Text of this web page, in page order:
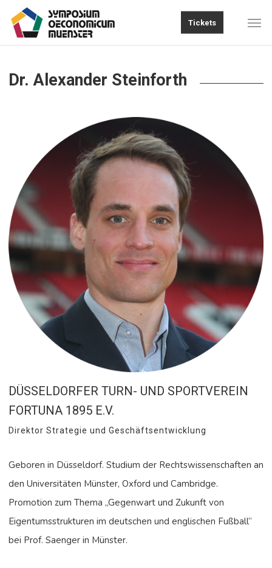
Tickets
Dr. Alexander Steinforth
DÜSSELDORFER TURN- UND SPORTVEREIN
FORTUNA 1895 E.V.
Direktor Strategie und Geschäftsentwicklung
Geboren in Düsseldorf. Studium der Rechtswissenschaften an
den Universitäten Münster, Oxford und Cambridge.
Promotion zum Thema „Gegenwart und Zukunft von
Eigentumsstrukturen im deutschen und englischen Fußball“
bei Prof. Saenger in Münster.